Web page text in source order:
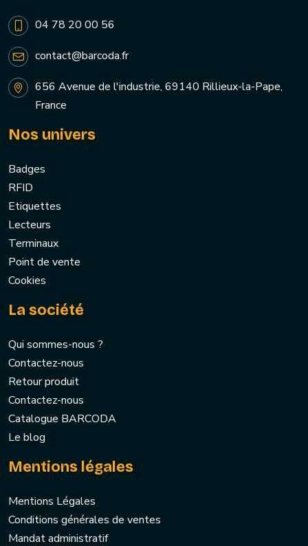
04 78 20 00 56
contact@barcoda.fr
656 Avenue de l'industrie, 69140 Rillieux-la-Pape,
France
Nos univers
Badges
RFID
Etiquettes
Lecteurs
Terminaux
Point de vente
Cookies
La société
Qui sommes-nous ?
Contactez-nous
Retour produit
Contactez-nous
Catalogue BARCODA
Le blog
Mentions légales
Mentions Légales
Conditions générales de ventes
Mandat administratif